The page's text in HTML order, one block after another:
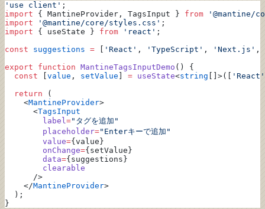
'use client' ;
import { MantineProvider, TagsInput } from '@mantine/
import '@mantine/core/styles.css' ;
import { useState } from 'react' ;
const suggestions = 'React' , 'TypeScript' , 'Next.js' ,
export function MantineTagsInputDemo () {
  const
value , setValue = useState<string []>([
'React'
  return
(
    <
MantineProvider>
      <
TagsInput
        label
="タグを追加"
        placeholder
="Enterキーで追加"
        value
={value}
        onChange
={setValue}
        data
={suggestions}
        clearable
      />
    </
MantineProvider>
  );
}